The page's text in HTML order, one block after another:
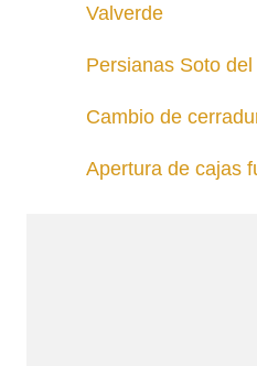
Valverde
Persianas Soto del
Cambio de
Apertura de cajas